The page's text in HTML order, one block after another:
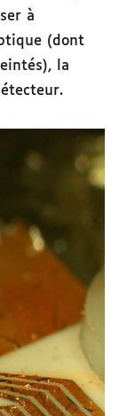
à
(dont
la